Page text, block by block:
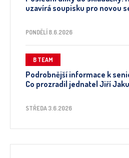
uzavírá soupisku pro novou
PONDĚLÍ 8.6.2026
B TEAM
Podrobnější informace k
Co prozradil jednatel Jiří
STŘEDA 3.6.2026